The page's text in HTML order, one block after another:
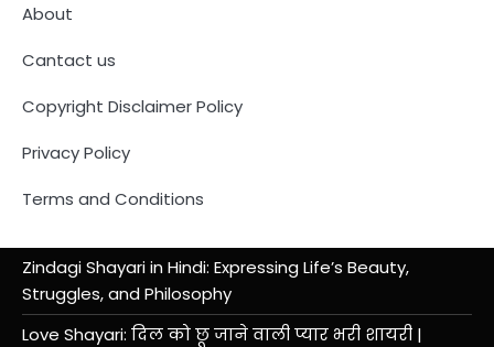
About
Cantact us
Copyright Disclaimer Policy
Privacy Policy
Terms and Conditions
Zindagi Shayari in Hindi: Expressing Life’s Beauty,
Struggles, and Philosophy
Love Shayari: दिल को छू जाने वाली प्यार भरी शायरी |